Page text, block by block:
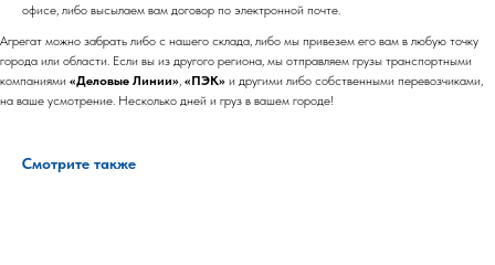
офисе, либо высылаем вам договор по электронной почте.
Агрегат можно забрать либо с нашего склада, либо мы привезем его вам в любую точку
города или области. Если вы из другого региона, мы отправляем грузы транспортными
компаниями «Деловые Линии», «ПЭК» и другими либо собственными перевозчиками,
на ваше усмотрение. Несколько дней и груз в вашем городе!
Смотрите также